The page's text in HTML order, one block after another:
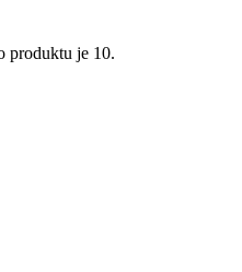
produktu je 10.